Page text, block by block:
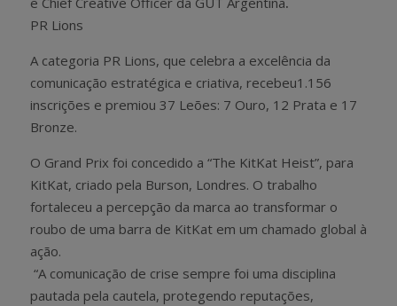
PR Lions
A categoria PR Lions, que celebra a excelência da
comunicação estratégica e criativa, recebeu1.156
inscrições e premiou 37 Leões: 7 Ouro, 12 Prata e 17
Bronze.
O Grand Prix foi concedido a “The KitKat Heist”, para
KitKat, criado pela Burson, Londres. O trabalho
fortaleceu a percepção da marca ao transformar o
roubo de uma barra de KitKat em um chamado global à
ação.
“A comunicação de crise sempre foi uma disciplina
pautada pela cautela, protegendo reputações,